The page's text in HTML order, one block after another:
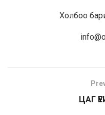
Холбоо
ЦАГ